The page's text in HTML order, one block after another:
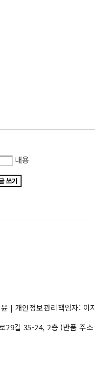
내용
쓰기
윤 | 개인정보관리책임자:
29길 35-24, 2층 (반품 주